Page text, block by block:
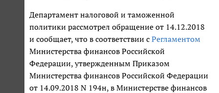
Департамент налоговой и таможенной
политики рассмотрел обращение от 14.12.2018
и сообщает, что в соответствии с Регламентом
Министерства финансов Российской
Федерации, утвержденным Приказом
Министерства финансов Российской Федерации
от 14.09.2018 N 194н, в Министерстве финансов